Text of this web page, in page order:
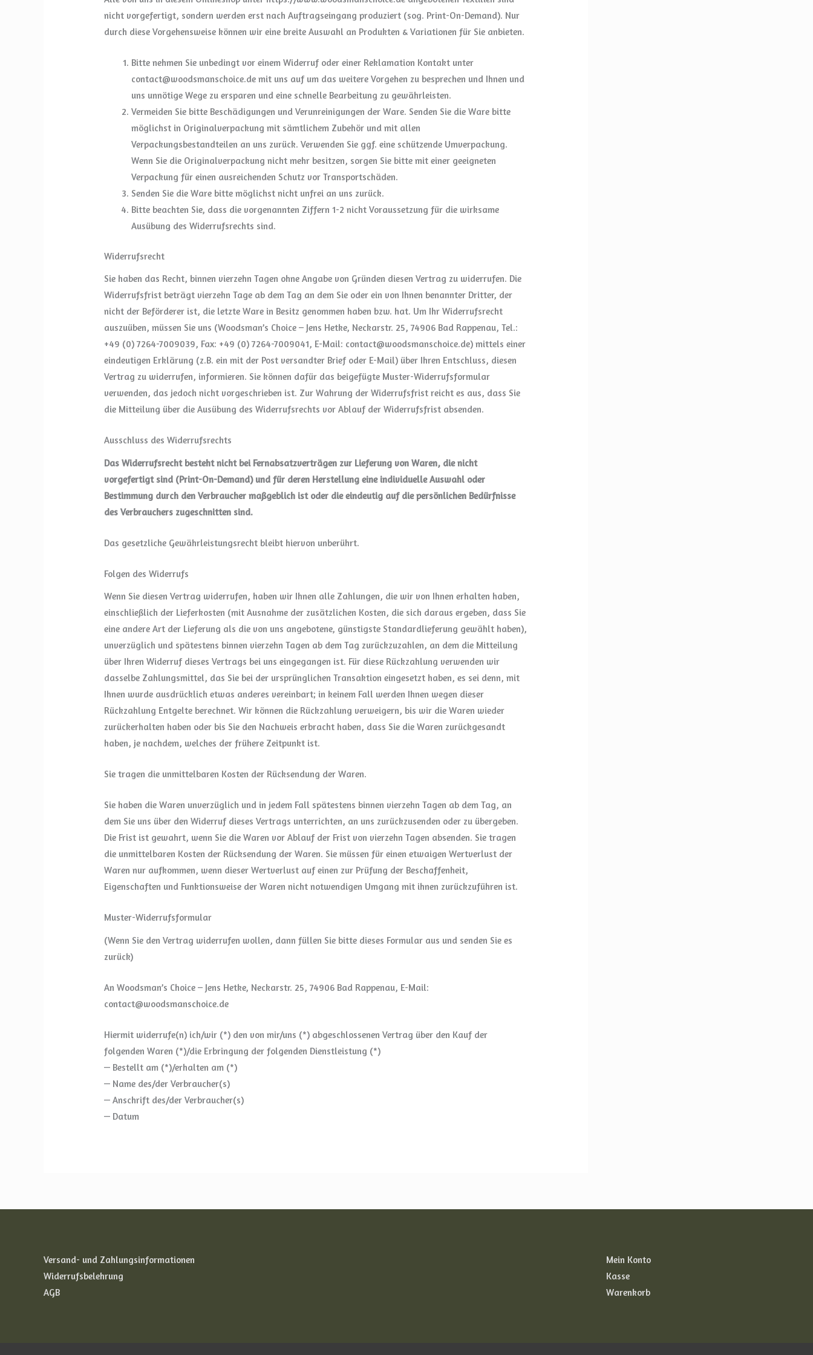
nicht vorgefertigt, sondern werden erst nach Auftragseingang produziert (sog. Print-On-Demand). Nur
durch diese Vorgehensweise können wir eine breite Auswahl an Produkten & Variationen für Sie anbieten.
Bitte nehmen Sie unbedingt vor einem Widerruf oder einer Reklamation Kontakt unter
contact@woodsmanschoice.de mit uns auf um das weitere Vorgehen zu besprechen und Ihnen und
uns unnötige Wege zu ersparen und eine schnelle Bearbeitung zu gewährleisten.
Vermeiden Sie bitte Beschädigungen und Verunreinigungen der Ware. Senden Sie die Ware bitte
möglichst in Originalverpackung mit sämtlichem Zubehör und mit allen
Verpackungsbestandteilen an uns zurück. Verwenden Sie ggf. eine schützende Umverpackung.
Wenn Sie die Originalverpackung nicht mehr besitzen, sorgen Sie bitte mit einer geeigneten
Verpackung für einen ausreichenden Schutz vor Transportschäden.
Senden Sie die Ware bitte möglichst nicht unfrei an uns zurück.
Bitte beachten Sie, dass die vorgenannten Ziffern 1-2 nicht Voraussetzung für die wirksame
Ausübung des Widerrufsrechts sind.
Widerrufsrecht
Sie haben das Recht, binnen vierzehn Tagen ohne Angabe von Gründen diesen Vertrag zu widerrufen. Die
Widerrufsfrist beträgt vierzehn Tage ab dem Tag an dem Sie oder ein von Ihnen benannter Dritter, der
nicht der Beförderer ist, die letzte Ware in Besitz genommen haben bzw. hat. Um Ihr Widerrufsrecht
auszuüben, müssen Sie uns (Woodsman’s Choice – Jens Hetke, Neckarstr. 25, 74906 Bad Rappenau, Tel.:
+49 (0) 7264-7009039, Fax: +49 (0) 7264-7009041, E-Mail: contact@woodsmanschoice.de) mittels einer
eindeutigen Erklärung (z.B. ein mit der Post versandter Brief oder E-Mail) über Ihren Entschluss, diesen
Vertrag zu widerrufen, informieren. Sie können dafür das beigefügte Muster-Widerrufsformular
verwenden, das jedoch nicht vorgeschrieben ist. Zur Wahrung der Widerrufsfrist reicht es aus, dass Sie
die Mitteilung über die Ausübung des Widerrufsrechts vor Ablauf der Widerrufsfrist absenden.
Ausschluss des Widerrufsrechts
Das Widerrufsrecht besteht nicht bei Fernabsatzverträgen zur Lieferung von Waren, die nicht
vorgefertigt sind (Print-On-Demand) und für deren Herstellung eine individuelle Auswahl oder
Bestimmung durch den Verbraucher maßgeblich ist oder die eindeutig auf die persönlichen Bedürfnisse
des Verbrauchers zugeschnitten sind.
Das gesetzliche Gewährleistungsrecht bleibt hiervon unberührt.
Folgen des Widerrufs
Wenn Sie diesen Vertrag widerrufen, haben wir Ihnen alle Zahlungen, die wir von Ihnen erhalten haben,
einschließlich der Lieferkosten (mit Ausnahme der zusätzlichen Kosten, die sich daraus ergeben, dass Sie
eine andere Art der Lieferung als die von uns angebotene, günstigste Standardlieferung gewählt haben),
unverzüglich und spätestens binnen vierzehn Tagen ab dem Tag zurückzuzahlen, an dem die Mitteilung
über Ihren Widerruf dieses Vertrags bei uns eingegangen ist. Für diese Rückzahlung verwenden wir
dasselbe Zahlungsmittel, das Sie bei der ursprünglichen Transaktion eingesetzt haben, es sei denn, mit
Ihnen wurde ausdrücklich etwas anderes vereinbart; in keinem Fall werden Ihnen wegen dieser
Rückzahlung Entgelte berechnet. Wir können die Rückzahlung verweigern, bis wir die Waren wieder
zurückerhalten haben oder bis Sie den Nachweis erbracht haben, dass Sie die Waren zurückgesandt
haben, je nachdem, welches der frühere Zeitpunkt ist.
Sie tragen die unmittelbaren Kosten der Rücksendung der Waren.
Sie haben die Waren unverzüglich und in jedem Fall spätestens binnen vierzehn Tagen ab dem Tag, an
dem Sie uns über den Widerruf dieses Vertrags unterrichten, an uns zurückzusenden oder zu übergeben.
Die Frist ist gewahrt, wenn Sie die Waren vor Ablauf der Frist von vierzehn Tagen absenden. Sie tragen
die unmittelbaren Kosten der Rücksendung der Waren. Sie müssen für einen etwaigen Wertverlust der
Waren nur aufkommen, wenn dieser Wertverlust auf einen zur Prüfung der Beschaffenheit,
Eigenschaften und Funktionsweise der Waren nicht notwendigen Umgang mit ihnen zurückzuführen ist.
Muster-Widerrufsformular
(Wenn Sie den Vertrag widerrufen wollen, dann füllen Sie bitte dieses Formular aus und senden Sie es
zurück)
An Woodsman’s Choice – Jens Hetke, Neckarstr. 25, 74906 Bad Rappenau, E-Mail:
contact@woodsmanschoice.de
Hiermit widerrufe(n) ich/wir (*) den von mir/uns (*) abgeschlossenen Vertrag über den Kauf der
folgenden Waren (*)/die Erbringung der folgenden Dienstleistung (*)
— Bestellt am (*)/erhalten am (*)
— Name des/der Verbraucher(s)
— Anschrift des/der Verbraucher(s)
— Datum
Versand- und Zahlungsinformationen
Widerrufsbelehrung
AGB
Mein Konto
Kasse
Warenkorb